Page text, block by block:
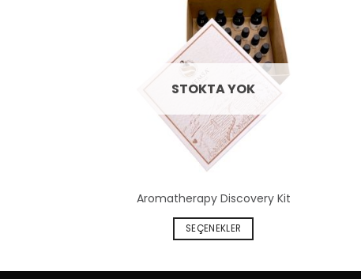
STOKTA YOK
Aromatherapy Discovery Kit
SEÇENEKLER